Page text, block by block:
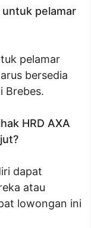
pelamar
pelamar
bersedia
Brebes.
HRD AXA
dapat
atau
lowongan ini